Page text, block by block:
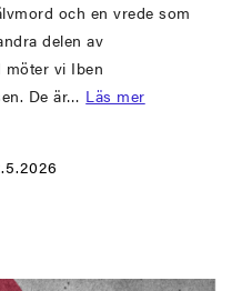
och en vrede som
delen av
möter vi Iben
De är… Läs mer